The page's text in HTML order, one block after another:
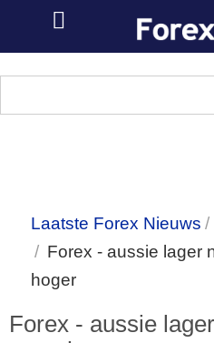
Laatste Forex Nieuws
Forex - aussie lager
hoger
Forex - aussie